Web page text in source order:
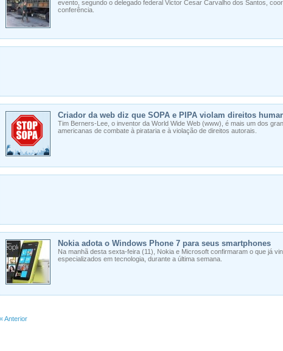
evento, segundo o delegado federal Victor Cesar Carvalho dos Santos,
conferência.
Criador da web diz que SOPA e PIPA violam direitos
Tim Berners-Lee, o inventor da World Wide Web (www), é mais um dos
americanas de combate à pirataria e à violação de direitos autorais.
Nokia adota o Windows Phone 7 para seus smartphones
Na manhã desta sexta-feira (11), Nokia e Microsoft confirmaram o que já
especializados em tecnologia, durante a última semana.
« Anterior